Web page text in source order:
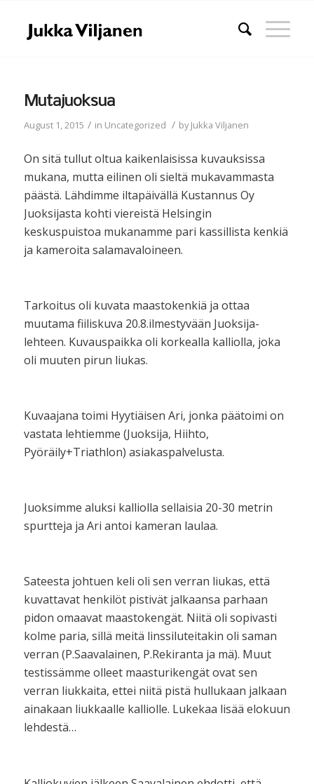
Mutajuoksua
August 1, 2015 / in Uncategorized / byJukka Viljanen
On sitä tullut oltua kaikenlaisissa kuvauksissa
mukana, mutta eilinen oli sieltä mukavammasta
päästä. Lähdimme iltapäivällä Kustannus Oy
Juoksijasta kohti viereistä Helsingin
keskuspuistoa mukanamme pari kassillista kenkiä
ja kameroita salamavaloineen.
Tarkoitus oli kuvata maastokenkiä ja ottaa
muutama fiiliskuva 20.8.ilmestyvään Juoksija-
lehteen. Kuvauspaikka oli korkealla kalliolla, joka
oli muuten pirun liukas.
Kuvaajana toimi Hyytiäisen Ari, jonka päätoimi on
vastata lehtiemme (Juoksija, Hiihto,
Pyöräily+Triathlon) asiakaspalvelusta.
Juoksimme aluksi kalliolla sellaisia 20-30 metrin
spurtteja ja Ari antoi kameran laulaa.
Sateesta johtuen keli oli sen verran liukas, että
kuvattavat henkilöt pistivät jalkaansa parhaan
pidon omaavat maastokengät. Niitä oli sopivasti
kolme paria, sillä meitä linssiluteitakin oli saman
verran (P.Saavalainen, P.Rekiranta ja mä). Muut
testissämme olleet maasturikengät ovat sen
verran liukkaita, ettei niitä pistä hullukaan jalkaan
ainakaan liukkaalle kalliolle. Lukekaa lisää elokuun
lehdestä…